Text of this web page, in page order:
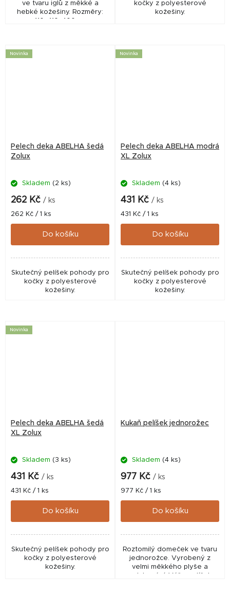
ve tvaru iglů z měkké a
hebké kožešiny. Rozměry:
410x410x400mm
kočky z polyesterové
kožešiny.
Novinka
Pelech deka ABELHA šedá
Zolux
Skladem (2 ks)
262 Kč / ks
Měrná
cena:
262 Kč / 1 ks
Do košíku
Skutečný pelíšek pohody pro
kočky z polyesterové
kožešiny.
Novinka
Pelech deka ABELHA modrá
XL Zolux
Skladem (4 ks)
431 Kč / ks
Měrná
cena:
431 Kč / 1 ks
Do košíku
Skutečný pelíšek pohody pro
kočky z polyesterové
kožešiny.
Novinka
Pelech deka ABELHA šedá
XL Zolux
Skladem (3 ks)
431 Kč / ks
Měrná
cena:
431 Kč / 1 ks
Do košíku
Skutečný pelíšek pohody pro
kočky z polyesterové
kožešiny.
Kukaň pelíšek jednorožec
Skladem (4 ks)
977 Kč / ks
Měrná
cena:
977 Kč / 1 ks
Do košíku
Roztomilý domeček ve tvaru
jednorožce. Vyrobený z
velmi měkkého plyše a
polstrování. Váš mazlíček